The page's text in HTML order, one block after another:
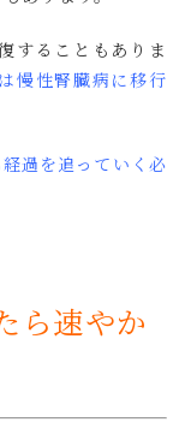
することもありま
慢性腎臓病に移行
過を追っていく必
ら速やか